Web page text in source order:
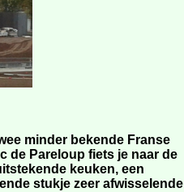
minder bekende Franse
de Pareloup fiets je naar de
keuken, een
stukje zeer afwisselende